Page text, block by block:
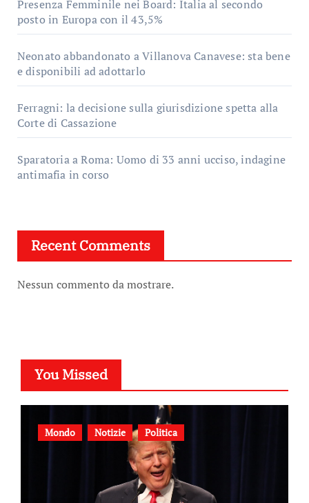
Presenza Femminile nei Board: Italia al secondo
posto in Europa con il 43,5%
Neonato abbandonato a Villanova Canavese: sta bene
e disponibili ad adottarlo
Ferragni: la decisione sulla giurisdizione spetta alla
Corte di Cassazione
Sparatoria a Roma: Uomo di 33 anni ucciso, indagine
antimafia in corso
Recent Comments
Nessun commento da mostrare.
You Missed
Mondo Notizie Politica